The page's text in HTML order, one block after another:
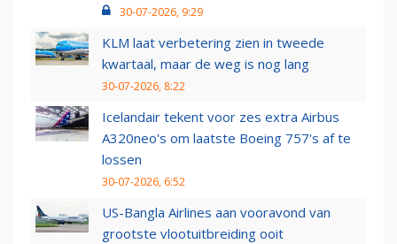
30-07-2026, 9:29
KLM laat verbetering zien in tweede
kwartaal, maar de weg is nog lang
30-07-2026, 8:22
Icelandair tekent voor zes extra Airbus
A320neo's om laatste Boeing 757's af te
lossen
30-07-2026, 6:52
US-Bangla Airlines aan vooravond van
grootste vlootuitbreiding ooit